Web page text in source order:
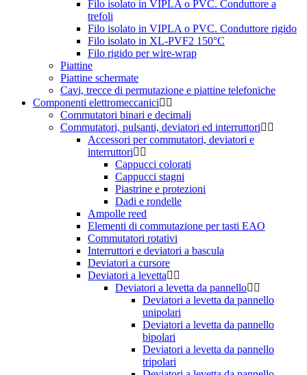
Filo isolato in VIPLA o PVC. Conduttore a
trefoli
Filo isolato in VIPLA o PVC. Conduttore rigido
Filo isolato in XL-PVF2 150°C
Filo rigido per wire-wrap
Piattine
Piattine schermate
Cavi, trecce di permutazione e piattine telefoniche
Componenti elettromeccanici
Commutatori binari e decimali
Commutatori, pulsanti, deviatori ed interruttori
Accessori per commutatori, deviatori e
interruttori
Cappucci colorati
Cappucci stagni
Piastrine e protezioni
Dadi e rondelle
Ampolle reed
Elementi di commutazione per tasti EAO
Commutatori rotativi
Interruttori e deviatori a bascula
Deviatori a cursore
Deviatori a levetta
Deviatori a levetta da pannello
Deviatori a levetta da pannello
unipolari
Deviatori a levetta da pannello
bipolari
Deviatori a levetta da pannello
tripolari